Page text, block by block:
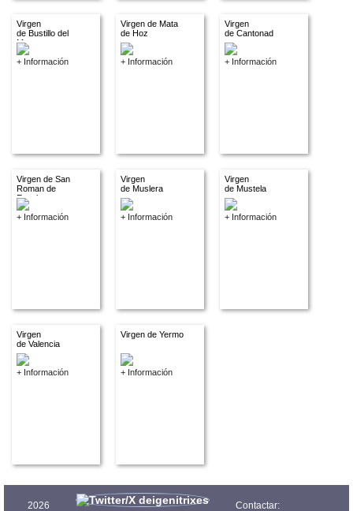
Virgen
de Bustillo del
Monte
+ Información
Virgen de Mata
de Hoz
+ Información
Virgen
de Cantonad
+ Información
Virgen de San
Roman de
Escalante
+ Información
Virgen
de Muslera
+ Información
Virgen
de Mustela
+ Información
Virgen
de Valencia
+ Información
Virgen de Yermo
+ Información
2026 Contactar: